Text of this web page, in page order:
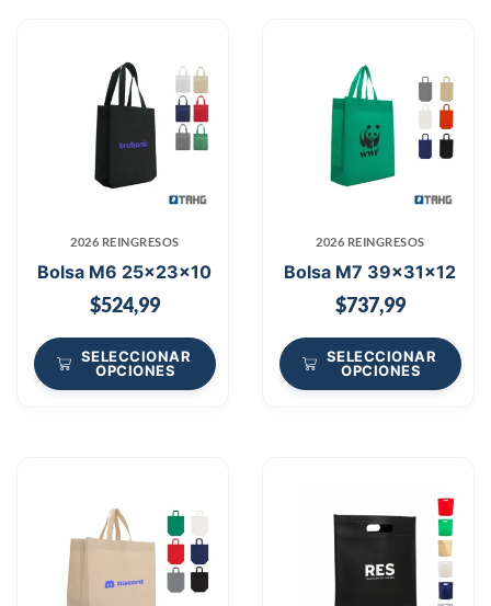
2026 REINGRESOS
Bolsa M6 25x23x10
$524,99
SELECCIONAR
OPCIONES
2026 REINGRESOS
Bolsa M7 39x31x12
$737,99
SELECCIONAR
OPCIONES